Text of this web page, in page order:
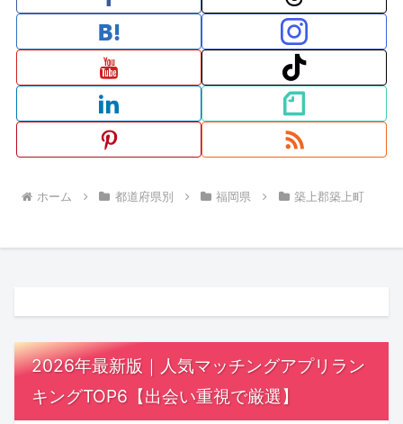
ホーム 都道府県別 福岡県 築上郡築上町
2026年最新版｜人気マッチングアプリラン
キングTOP6【出会い重視で厳選】